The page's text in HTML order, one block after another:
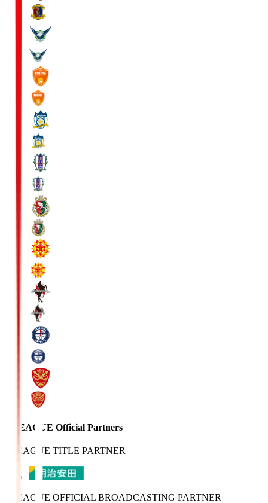
J.LEAGUE Official Partners
J.LEAGUE TITLE PARTNER
J.LEAGUE OFFICIAL BROADCASTING PARTNER